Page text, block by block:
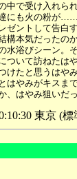
中で受け入れら
にも火の粉が……
ゼントして告白
構本気だったの
水浴びシーン。
ついて訪ねたは
けたと思うはや
はやみがキスま
、はやみ狙いだ
東京 (